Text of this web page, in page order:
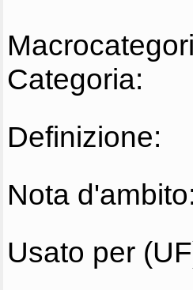
Categoria:
Definizione:
Nota d'ambito:
Usato per